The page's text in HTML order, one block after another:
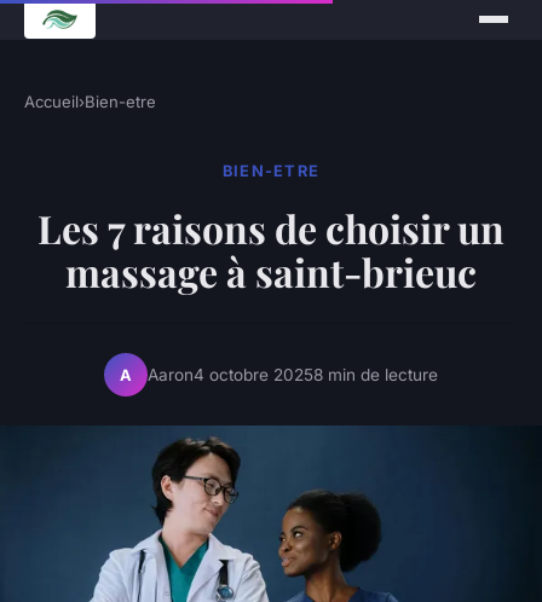
Accueil›Bien-etre
BIEN-ETRE
Les 7 raisons de choisir un
massage à saint-brieuc
A Aaron4 octobre 20258 min de lecture